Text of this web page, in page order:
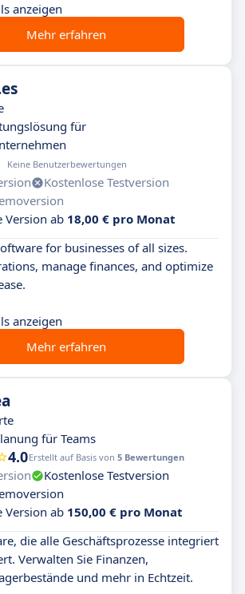
anzeigen
Mehr erfahren
für
Keine Benutzerbewertungen
Kostenlose Testversion
Version ab 18,00 € pro Monat
for businesses of all sizes.
manage finances, and optimize
anzeigen
Mehr erfahren
für Teams
4.0Erstellt auf Basis von 5 Bewertungen
Kostenlose Testversion
Version ab 150,00 € pro Monat
die alle Geschäftsprozesse integriert
Verwalten Sie Finanzen,
und mehr in Echtzeit.